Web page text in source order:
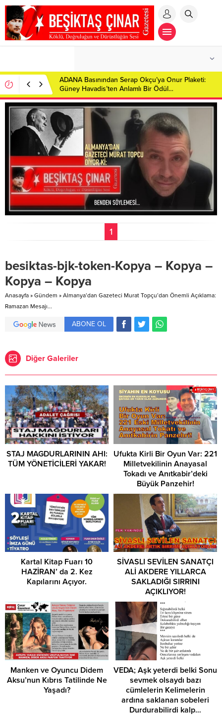
ADANA Basınından Serap Okçu’ya Onur Plaketi:
Güney Havadis’ten Anlamlı Bir Ödül…
1
besiktas-bjk-token-Kopya – Kopya –
Kopya – Kopya
Anasayfa » Gündem » Almanya’dan Gazeteci Murat Topçu’dan Önemli Açıklama:
Ramazan Mesajı...
ABONE OL
Diğer Galeriler
STAJ MAGDURLARININ AHI:
TÜM YÖNETİCİLERİ YAKAR!
​Ufukta Kirli Bir Oyun Var: 221
Milletvekilinin Anayasal
Tokadı ve Anıtkabir’deki
Büyük Panzehir!
Kartal Kitap Fuarı 10
HAZİRAN’ da 2. Kez
Kapılarını Açıyor.
SİVASLI SEVİLEN SANATÇI
ALİ AKDERE YILLARCA
SAKLADIĞI SIRRINI
AÇIKLIYOR!
Manken ve Oyuncu Didem
Aksu’nun Kıbrıs Tatilinde Ne
Yaşadı?
VEDA; Aşk yeterdi belki Sonu
sevmek olsaydı bazı
cümlelerin Kelimelerin
ardına saklanan sobeleri
Durdurabilirdi kalp…